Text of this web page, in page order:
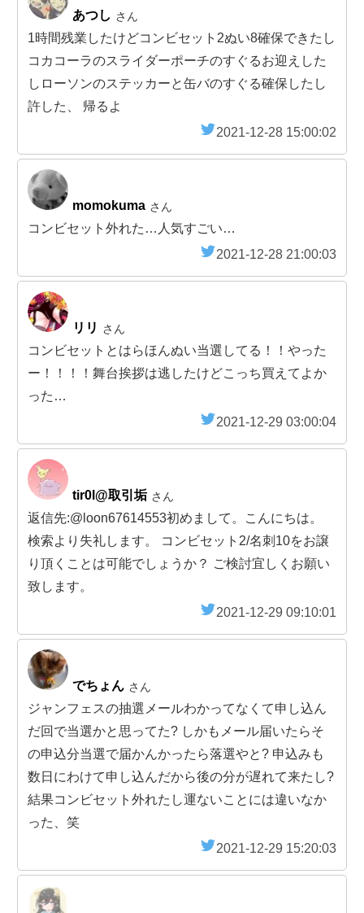
あつし さん
1時間残業したけどコンビセット2ぬい8確保できたし
コカコーラのスライダーポーチのすぐるお迎えした
しローソンのステッカーと缶バのすぐる確保したし
許した、 帰るよ
2021-12-28 15:00:02
momokuma さん
コンビセット外れた…人気すごい…
2021-12-28 21:00:03
リリ さん
コンビセットとはらほんぬい当選してる！！やった
ー！！！！舞台挨拶は逃したけどこっち買えてよか
った…
2021-12-29 03:00:04
tir0l@取引垢 さん
返信先:@loon67614553初めまして。こんにちは。
検索より失礼します。 コンビセット2/名刺10をお譲
り頂くことは可能でしょうか？ ご検討宜しくお願い
致します。
2021-12-29 09:10:01
でちょん さん
ジャンフェスの抽選メールわかってなくて申し込ん
だ回で当選かと思ってた? しかもメール届いたらそ
の申込分当選で届かんかったら落選やと? 申込みも
数日にわけて申し込んだから後の分が遅れて来たし?
結果コンビセット外れたし運ないことには違いなか
った、笑
2021-12-29 15:20:03